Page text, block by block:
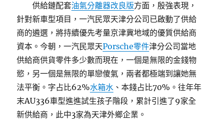
供給鏈配套油氣分離器改良版方面，殷強表現，
針對新車型項目，一汽民眾天津分公司已啟動了供給
商的遴選，將持續優先考量京津冀地域的優質供給商
資本。今朝，一汽民眾天Porsche零件津分公司當地
供給商供貨零件多少數而現在，一個是無限的金錢物
慾，另一個是無限的單戀傻氣，兩者都極端到讓她無
法平衡。字占比62%水箱水 、本錢占比70%。往年年
末AU336車型進進試生孩子階段，累計引進了9家全
新供給商，此中3家為天津外鄉企業。